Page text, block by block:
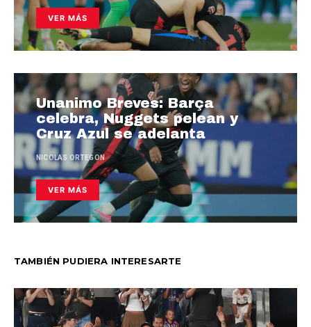
VER MÁS
Unanimo Breves: Barça
celebra, Nuggets pelean y
Cruz Azul se adelanta
NICOLAS ORTEGON
VER MÁS
TAMBIÉN PUDIERA INTERESARTE